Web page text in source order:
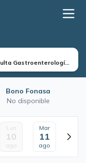
Gastroenterología
Bono Fonasa
No disponible
Lun
10
ago
Mar
11
ago